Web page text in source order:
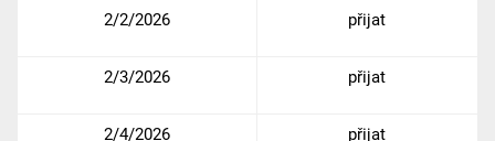
2/2/2026 přijat
2/3/2026 přijat
2/4/2026 přijat